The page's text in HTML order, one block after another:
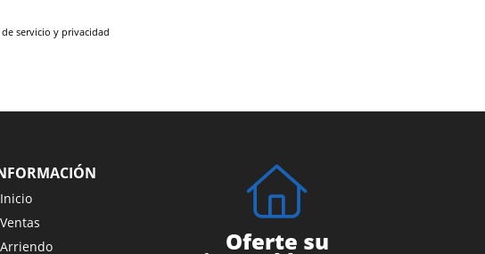
servicio y privacidad
Inicio
Ventas
Arriendo
Oferte su